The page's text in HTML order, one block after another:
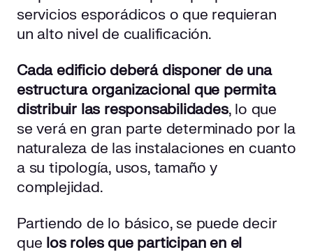
servicios esporádicos o que requieran
un alto nivel de cualificación.
Cada edificio deberá disponer de una
estructura organizacional que permita
distribuir las responsabilidades, lo que
se verá en gran parte determinado por la
naturaleza de las instalaciones en cuanto
a su tipología, usos, tamaño y
complejidad.
Partiendo de lo básico, se puede decir
que los roles que participan en el